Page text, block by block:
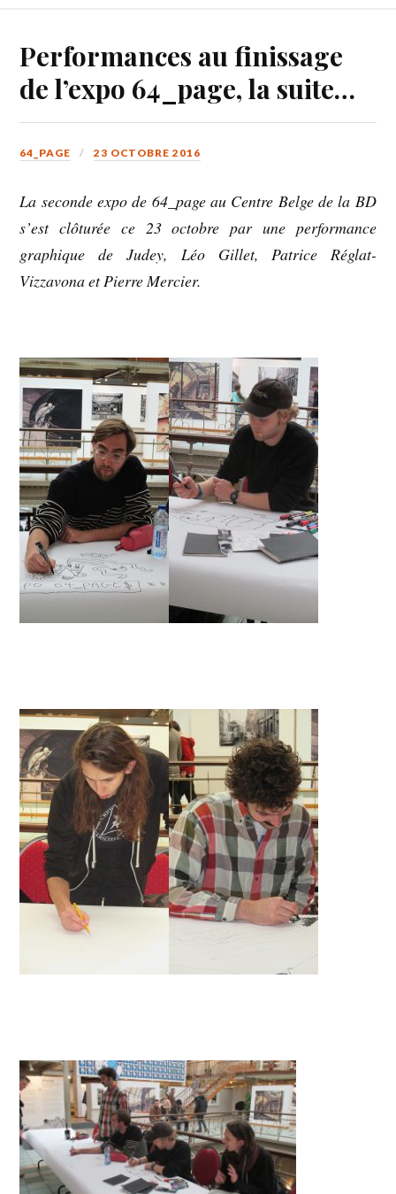
Performances au finissage
de l’expo 64_page, la suite…
64_PAGE 23 OCTOBRE 2016
La seconde expo de 64_page au Centre Belge de la BD
s’est clôturée ce 23 octobrepar une performance
graphique de Judey, Léo Gillet, Patrice Réglat-
Vizzavona et Pierre Mercier.